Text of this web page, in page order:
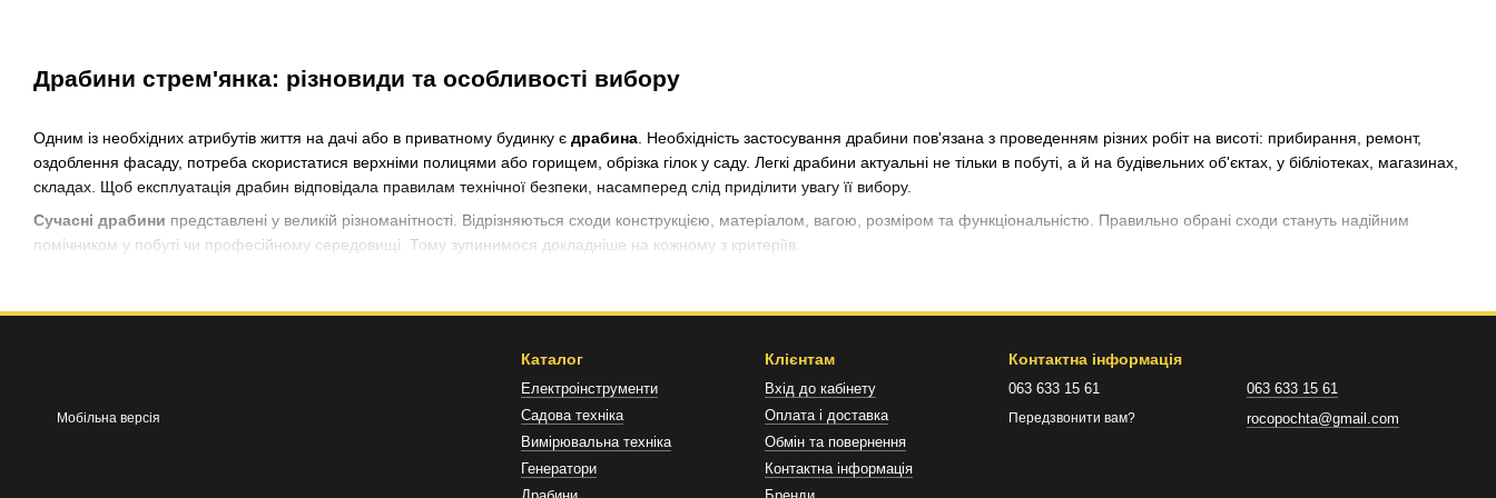
Драбини стрем'янка: різновиди та особливості вибору
Одним із необхідних атрибутів життя на дачі або в приватному будинку є драбина . Необхідність застосування драбини пов'язана з проведенням різних робіт на висоті: прибирання, ремонт,
оздоблення фасаду, потреба скористатися верхніми полицями або горищем, обрізка гілок у саду. Легкі драбини актуальні не тільки в побуті, а й на будівельних об'єктах, у бібліотеках, магазинах,
складах. Щоб експлуатація драбин відповідала правилам технічної безпеки, насамперед слід приділити увагу її вибору.
Сучасні драбини представлені у великій різноманітності. Відрізняються сходи конструкцією, матеріалом, вагою, розміром та функціональністю. Правильно обрані сходи стануть надійним
помічником у побуті чи професійному середовищі. Тому зупинимося докладніше на кожному з критеріїв.
- це універсальний інструмент для саду, будинку або роботи, то він відрізняється конструкційними особливостями. За цією ознакою можна розділити сходи на такі
Прикладні. Одностороння драбина – це класична модель драбини, яка прикладається до опори під нахилом. Такі сходи досить стійкі та комфортні в роботі. Може бути односекційна,
двосекційна чи телескопічна. Приставні сходи мобільні та легкі, відрізняються невеликою ціною та тривалим терміном служби. Однак найпростіша драбинка не завжди буває зручною у
Мобільна версія
Каталог
Електроінструменти
Садова техніка
Вимірювальна техніка
Генератори
Клієнтам
Вхід до кабінету
Оплата і доставка
Обмін та повернення
Контактна інформація
Контактна інформація
063 633 15 61
Передзвонити вам?
063 633 15 61
rocopochta@gmail.com